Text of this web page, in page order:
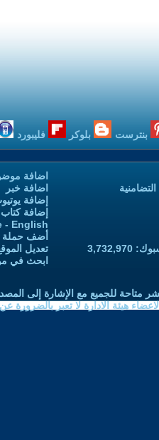
بنترست بلوكر فليبورد
اضافة
اضافة خبر
إضافة
إضافة
- English
أضف حملة
تعديل
ابحث في
متاحة للجميع مع الإشارة إلى
هيئة الادارة لا تعبر بالضرورة